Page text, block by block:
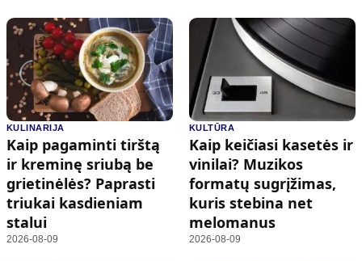
KULINARIJA
Kaip pagaminti tirštą
ir kreminę sriubą be
grietinėlės? Paprasti
triukai kasdieniam
stalui
2026-08-09
KULTŪRA
Kaip keičiasi kasetės ir
vinilai? Muzikos
formatų sugrįžimas,
kuris stebina net
melomanus
2026-08-09